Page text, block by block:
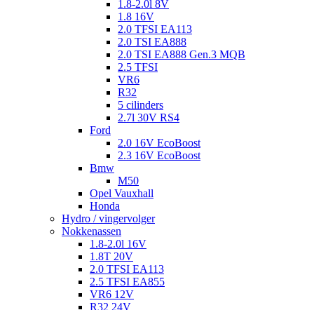
1.8-2.0l 8V
1.8 16V
2.0 TFSI EA113
2.0 TSI EA888
2.0 TSI EA888 Gen.3 MQB
2.5 TFSI
VR6
R32
5 cilinders
2.7l 30V RS4
Ford
2.0 16V EcoBoost
2.3 16V EcoBoost
Bmw
M50
Opel Vauxhall
Honda
Hydro / vingervolger
Nokkenassen
1.8-2.0l 16V
1.8T 20V
2.0 TFSI EA113
2.5 TFSI EA855
VR6 12V
R32 24V